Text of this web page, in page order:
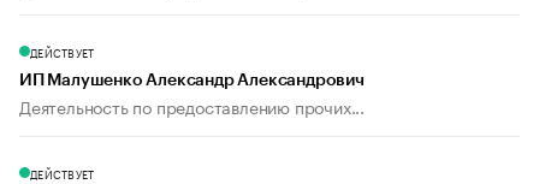
ДЕЙСТВУЕТ
ИП Малушенко Александр Александрович
Деятельность по предоставлению прочих...
ДЕЙСТВУЕТ